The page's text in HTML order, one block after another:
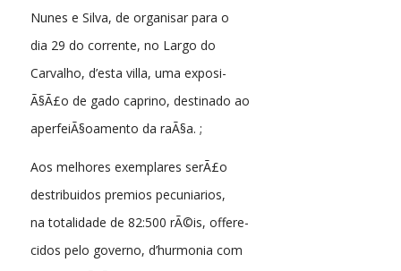
Nunes e Silva, de organisar para o
dia 29 do corrente, no Largo do
Carvalho, d’esta villa, uma exposi-
Ã§Ã£o de gado caprino, destinado ao
aperfeiÃ§oamento da raÃ§a. ;
Aos melhores exemplares serÃ£o
destribuidos premios pecuniarios,
na totalidade de 82:500 rÃ©is, offere-
cidos pelo governo, d’hurmonia com